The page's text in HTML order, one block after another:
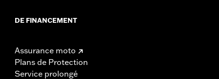
DE FINANCEMENT
Assurance moto
Plans de Protection
Service prolongé